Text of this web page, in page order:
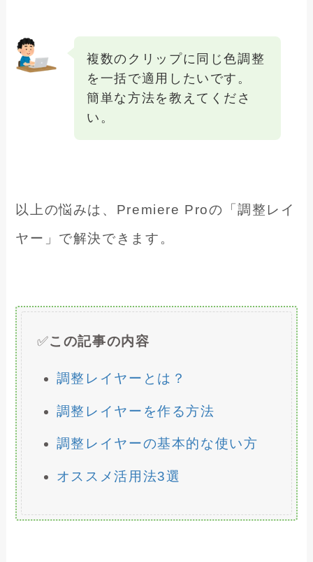
複数のクリップに同じ色調整
を一括で適用したいです。
簡単な方法を教えてくださ
い。
以上の悩みは、Premiere Proの「調整レイ
ヤー」で解決できます。
✅この記事の内容
調整レイヤーとは？
調整レイヤーを作る方法
調整レイヤーの基本的な使い方
オススメ活用法3選